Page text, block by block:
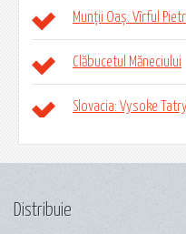
Munții Oaș: Vîrful
Clăbucetul Măneciului
Slovacia: Vysoke Tatry
Distribuie